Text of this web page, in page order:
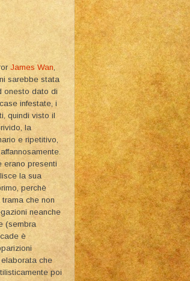
James Wan
sarebbe stata
onesto dato di
infestate, i
quindi visto il
la
e ripetitivo,
erano presenti
la sua
perchè
che non
neanche
(sembra
è
che
poi